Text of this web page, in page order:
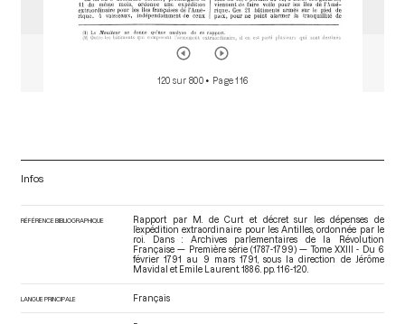
120 sur 800 • Page 116
Infos
RÉFÉRENCE BIBLIOGRAPHIQUE
Rapport par M. de Curt et décret sur les dépenses de
l’expédition extraordinaire pour les Antilles, ordonnée par le
roi. Dans : Archives parlementaires de la Révolution
Française — Première série (1787-1799) — Tome XXIII - Du 6
février 1791 au 9 mars 1791
, sous la direction de Jérôme
Mavidal et Emile Laurent. 1886. pp. 116-120.
LANGUE PRINCIPALE Français